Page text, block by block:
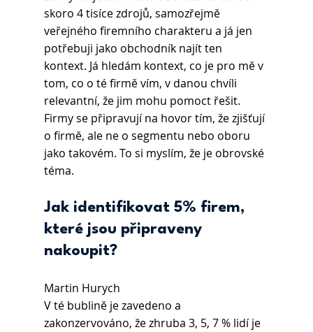
skoro 4 tisíce zdrojů, samozřejmě
veřejného firemního charakteru a já jen
potřebuji jako obchodník najít ten
kontext. Já hledám kontext, co je pro mě v
tom, co o té firmě vím, v danou chvíli
relevantní, že jim mohu pomoct řešit.
Firmy se připravují na hovor tím, že zjišťují
o firmě, ale ne o segmentu nebo oboru
jako takovém. To si myslím, že je obrovské
téma.
Jak identifikovat 5% firem,
které jsou připraveny
nakoupit?
Martin Hurych
V té bublině je zavedeno a
zakonzervováno, že zhruba 3, 5, 7 % lidí je